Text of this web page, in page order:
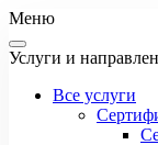
Меню
Услуги и
Все услуги